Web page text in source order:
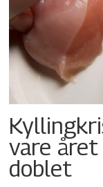
vare
doblet